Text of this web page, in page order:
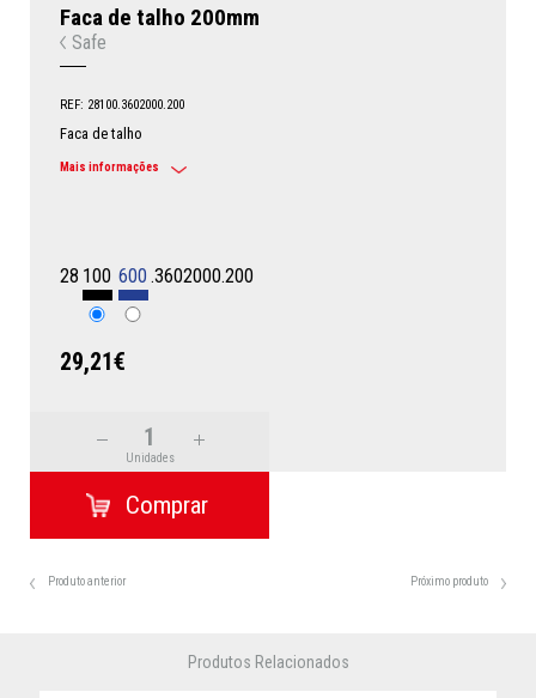
Faca de talho 200mm
Safe
REF: 28100.3602000.200
Faca de talho
Mais informações
28 100 600 .3602000.200
29,21€
Unidades
Produto anterior Próximo produto
Produtos Relacionados